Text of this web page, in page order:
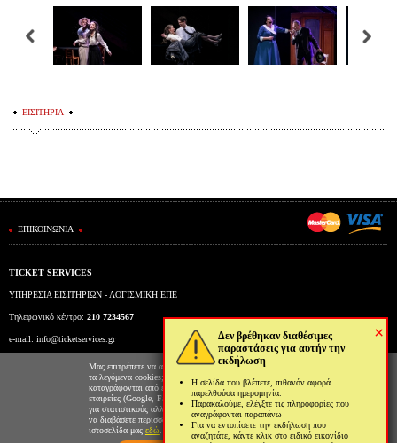
×
Δεν βρέθηκαν διαθέσιμες
παραστάσεις για αυτήν την
εκδήλωση
Η σελίδα που βλέπετε, πιθανόν αφορά
παρελθούσα ημερομηνία.
Παρακαλούμε, ελέγξτε τις πληροφορίες που
αναγράφονται παραπάνω
Για να εντοπίσετε την εκδήλωση που
αναζητάτε, κάντε κλικ στο ειδικό εικονίδιο
ΕΙΣΙΤΗΡΙΑ
ΕΠΙΚΟΙΝΩΝΙΑ
TICKET SERVICES
ΥΠΗΡΕΣΙΑ ΕΙΣΙΤΗΡΙΩΝ - ΛΟΓΙΣΜΙΚΗ ΕΠΕ
Τηλεφωνικό κέντρο: 210 7234567
e-mail: info@ticketservices.gr
Εκδοτήριο: Πανεπιστημίου 39 (Στοά Πεσμαζόγλου), Αθήνα
Ώρες λειτουργίας εκδοτηρίου: Δευ-Παρ: 9πμ-5μμ
Μας επιτρέπετε να αποθηκεύουμε στον φυλλομετρητή σας
τα λεγόμενα cookies; Με αυτόν τον τρόπο θα
καταγράφονται από εμάς και τρίτες συνεργαζόμενες
εταιρείες (Google, Facebook κτλ) στοιχεία επισκεψιμότητας
για στατιστικούς αλλά και διαφημιστικούς λόγους. Μπορείτε
να διαβάσετε περισσότερα για την χρήση cookies από την
ιστοσελίδα μας εδώ